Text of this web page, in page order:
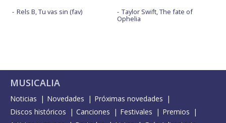
Rels B, Tu vas sin (fav) Taylor Swift, The fate of
Ophelia
MUSICALIA
Noticias Novedades
Próximas novedades
Discos históricos
Canciones Festivales
Premios